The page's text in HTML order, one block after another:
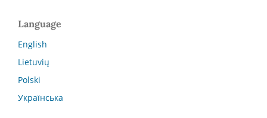
Language
English
Lietuvių
Polski
Українська